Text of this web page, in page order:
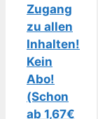
Zugang
zu allen
Inhalten!
Kein
Abo!
(Schon
ab 1,67€